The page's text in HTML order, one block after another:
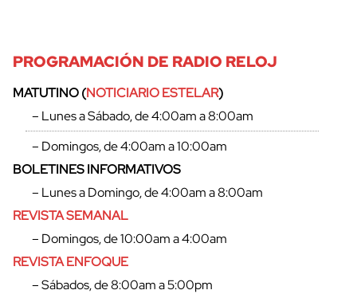
PROGRAMACIÓN DE RADIO RELOJ
MATUTINO (NOTICIARIO ESTELAR)
– Lunes a Sábado, de 4:00am a 8:00am
– Domingos, de 4:00am a 10:00am
BOLETINES INFORMATIVOS
– Lunes a Domingo, de 4:00am a 8:00am
REVISTA SEMANAL
– Domingos, de 10:00am a 4:00am
REVISTA ENFOQUE
– Sábados, de 8:00am a 5:00pm